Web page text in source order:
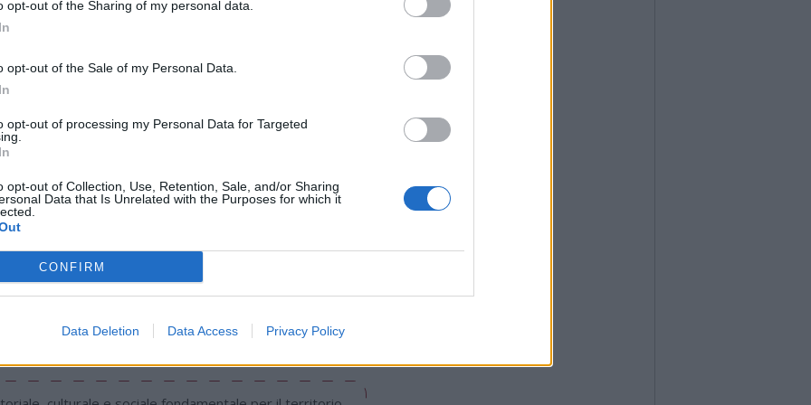
opt-out of the Sharing of my personal data.
opt-out of the Sale of my Personal Data.
opt-out of processing my Personal Data for Targeted
opt-out of Collection, Use, Retention, Sale, and/or Sharing
Data that Is Unrelated with the Purposes for which it
CONFIRM
Data Deletion Data Access Privacy Policy
terzo gradino del podio (19° assoluto) da
perMauro Chiodoaccanto al pilota
(Peugeot 208) in una categoria dominata
Iani e Ardizzonte. Sempre in Rally4 sesto